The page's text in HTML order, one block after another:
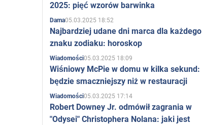
2025: pięć wzorów barwinka
Dama05.03.2025 18:52
Najbardziej udane dni marca dla każdego
znaku zodiaku: horoskop
Wiadomości05.03.2025 18:09
Wiśniowy McPie w domu w kilka sekund:
będzie smaczniejszy niż w restauracji
Wiadomości05.03.2025 17:14
Robert Downey Jr. odmówił zagrania w
"Odysei" Christophera Nolana: jaki jest